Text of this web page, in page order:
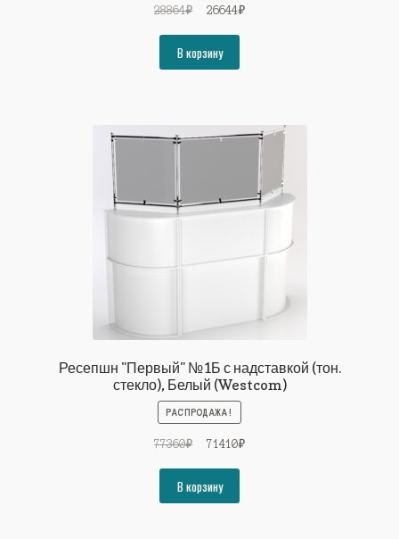
28864₽
Первоначальная
составляла
28864₽.
26644₽Текущая
В корзину
Ресепшн "Первый" №1Б с надставкой (тон.
стекло), Белый (Westcom)
РАСПРОДАЖА!
77360₽
Первоначальная
составляла
77360₽.
71410₽Текущая
В корзину